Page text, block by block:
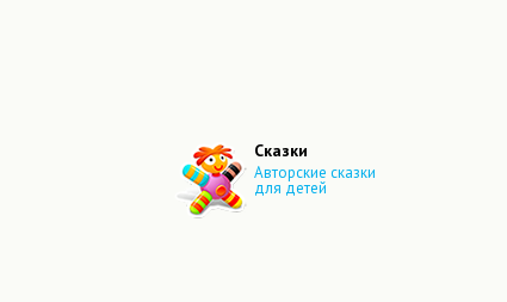
Сказки
Авторские сказки
для детей